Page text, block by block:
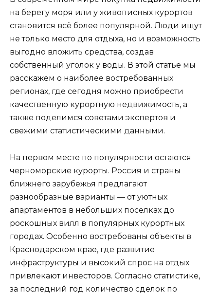
на берегу моря или у живописных курортов
становится всё более популярной. Люди ищут
не только место для отдыха, но и возможность
выгодно вложить средства, создав
собственный уголок у воды. В этой статье мы
расскажем о наиболее востребованных
регионах, где сегодня можно приобрести
качественную курортную недвижимость, а
также поделимся советами экспертов и
свежими статистическими данными.
На первом месте по популярности остаются
черноморские курорты. Россия и страны
ближнего зарубежья предлагают
разнообразные варианты — от уютных
апартаментов в небольших поселках до
роскошных вилл в популярных курортных
городах. Особенно востребованы объекты в
Краснодарском крае, где развитие
инфраструктуры и высокий спрос на отдых
привлекают инвесторов. Согласно статистике,
за последний год количество сделок по